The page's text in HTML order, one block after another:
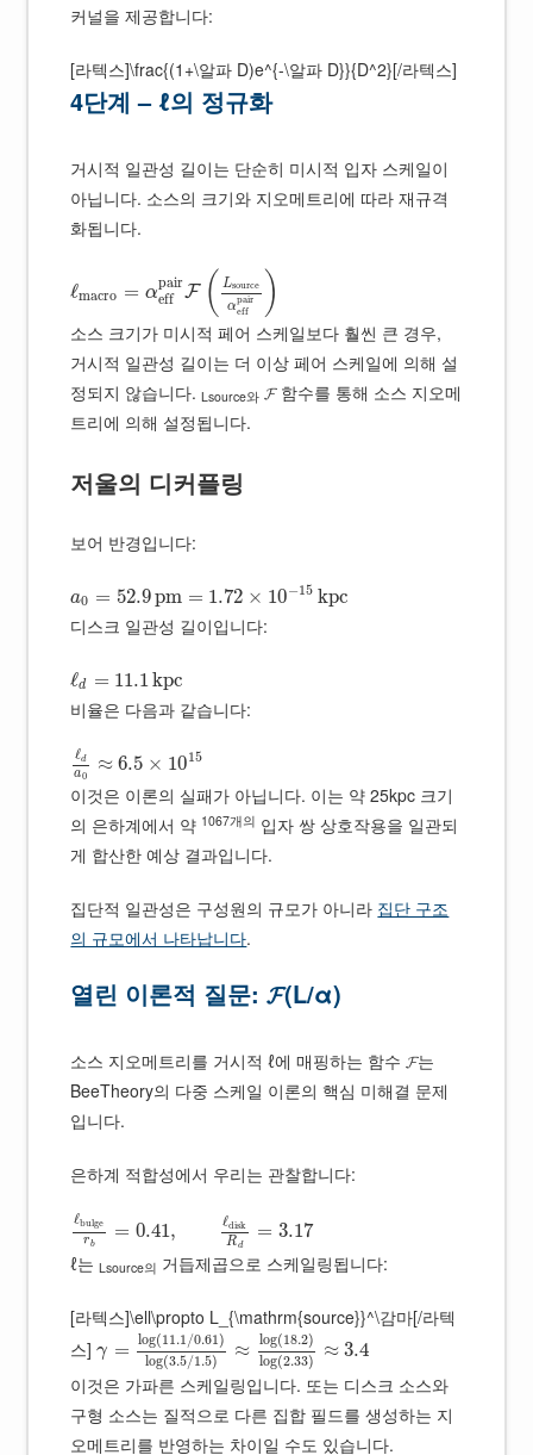
커널을 제공합니다:
[라텍스]\frac{(1+\알파 D)e^{-\알파 D}}{D^2}[/라텍스]
4단계 – ℓ의 정규화
거시적 일관성 길이는 단순히 미시적 입자 스케일이
아닙니다. 소스의 크기와 지오메트리에 따라 재규격
화됩니다.
ℓmacro = α
pair
eff F ( Lsource
αpair
eff )
소스 크기가 미시적 페어 스케일보다 훨씬 큰 경우,
거시적 일관성 길이는 더 이상 페어 스케일에 의해 설
정되지 않습니다.Lsource와 𝓕 함수를 통해 소스 지오메
트리에 의해 설정됩니다.
저울의 디커플링
보어 반경입니다:
a0 = 52.9pm = 1.72 × 10−15 kpc
디스크 일관성 길이입니다:
ℓd = 11.1kpc
비율은 다음과 같습니다:
ℓd
a0 ≈ 6.5 × 1015
이것은 이론의 실패가 아닙니다. 이는 약 25kpc 크기
의 은하계에서 약 1067개의 입자 쌍 상호작용을 일관되
게 합산한 예상 결과입니다.
집단적 일관성은 구성원의 규모가 아니라 집단 구조
의 규모에서 나타납니다.
열린 이론적 질문: 𝓕(L/α)
소스 지오메트리를 거시적 ℓ에 매핑하는 함수 𝓕는
BeeTheory의 다중 스케일 이론의 핵심 미해결 문제
입니다.
은하계 적합성에서 우리는 관찰합니다:
ℓbulge
rb
= 0.41, ℓdisk
Rd
= 3.17
ℓ는Lsource의 거듭제곱으로 스케일링됩니다:
[라텍스]\ell\propto L_{\mathrm{source}}^\감마[/라텍
스]γ = log(11.1 /0.61)
log(3.5/1.5) ≈ log(18.2)
log(2.33) ≈ 3.4
이것은 가파른 스케일링입니다. 또는 디스크 소스와
구형 소스는 질적으로 다른 집합 필드를 생성하는 지
오메트리를 반영하는 차이일 수도 있습니다.